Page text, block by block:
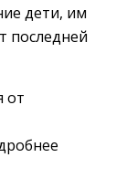
дети, им
последней
от